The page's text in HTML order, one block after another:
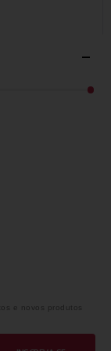
e novos produtos